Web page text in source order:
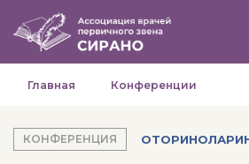
Главная Конференции
КОНФЕРЕНЦИЯ